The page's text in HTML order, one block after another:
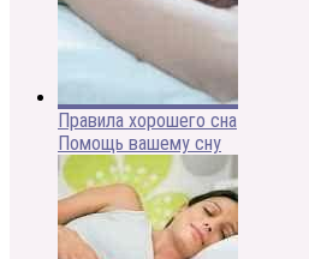
Правила хорошего сна
Помощь вашему сну